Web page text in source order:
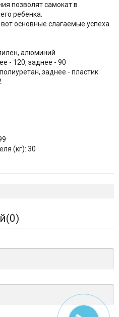
позволят самокат в
ребенка.
основные слагаемые успеха
алюминий
- 120, заднее - 90
заднее - пластик
(кг): 30
0)